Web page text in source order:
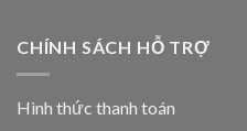
CHÍNH SÁCH HỖ TRỢ
Hình thức thanh toán